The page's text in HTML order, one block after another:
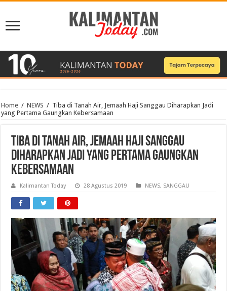
Home / NEWS / Tiba di Tanah Air, Jemaah Haji Sanggau Diharapkan Jadi
yang Pertama Gaungkan Kebersamaan
Tiba di Tanah Air, Jemaah Haji Sanggau
Diharapkan Jadi yang Pertama Gaungkan
Kebersamaan
Kalimantan Today 28 Agustus 2019 NEWS, SANGGAU